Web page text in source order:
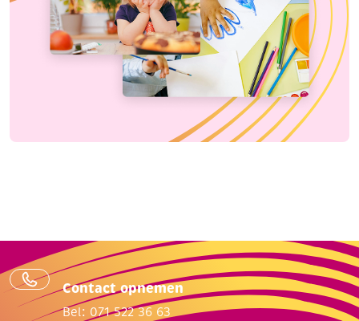
Contact opnemen
Bel: 071 522 36 63